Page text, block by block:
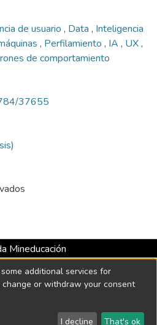
de usuario , Data , Inteligencia
, Perfilamiento , IA , UX,
de comportamiento
37655
Mineducación
Institucional hasta 2026 -
2158 de 2018
© 2002-2026 LYRASIS
additional services for
change or withdraw your consent
I decline That's ok